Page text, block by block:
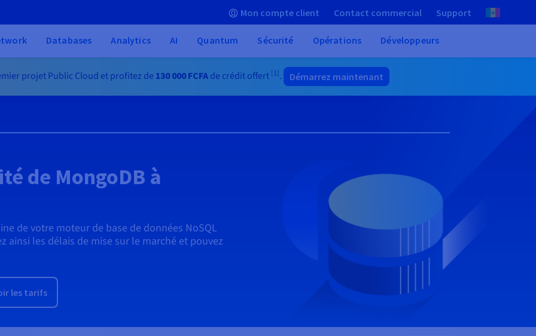
Mon compte client Contact commercial Support
Databases Analytics AI Quantum Sécurité Opérations Développeurs
projet Public Cloud et profitez de 130 000 FCFA de crédit offert [1]. Démarrez maintenant
de MongoDB à
de votre moteur de base de données NoSQL
ainsi les délais de mise sur le marché et pouvez
les tarifs